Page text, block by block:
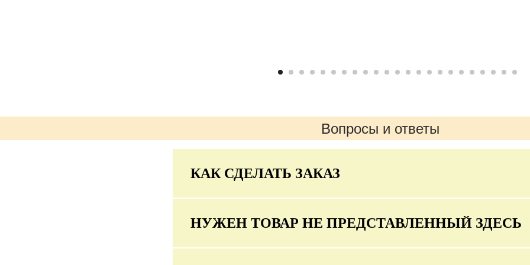
Вопросы и ответы
КАК СДЕЛАТЬ ЗАКАЗ
НУЖЕН ТОВАР НЕ ПРЕДСТАВЛЕННЫЙ ЗДЕСЬ